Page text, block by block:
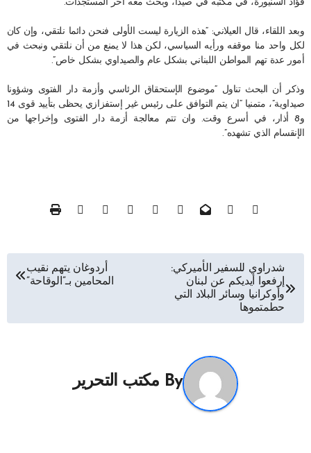
فؤاد السنيورة، في مكتبه في صيدا، وبحث معه آخر المستجدات.
وبعد اللقاء، قال العيلاني: “هذه الزيارة ليست الأولى فنحن دائما نلتقي، وإن كان
لكل واحد منا موقفه ورأيه السياسي، لكن هذا لا يمنع من أن نلتقي ونبحث في
أمور عدة تهم المواطن اللبناني بشكل عام والصيداوي بشكل خاص”.
وذكر أن البحث تناول “موضوع الإستحقاق الرئاسي وأزمة دار الفتوى وشؤونا
صيداوية”، متمنيا “ان يتم التوافق على رئيس غير إستفزازي يحظى بتأييد قوى 14
و8 أذار، في أسرع وقت. وان تتم معالجة أزمة دار الفتوى وإخراجها من
الإنقسام الذي تشهده”.
تصفّح
المقالات
شدراوي للسفير الأميركي:
إرفعوا أيديكم عن لبنان
وأوكرانيا وسائر البلاد التي
حطمتموها
أردوغان يتهم نقيب
المحامين بـ”الوقاحة”
By مكتب التحرير